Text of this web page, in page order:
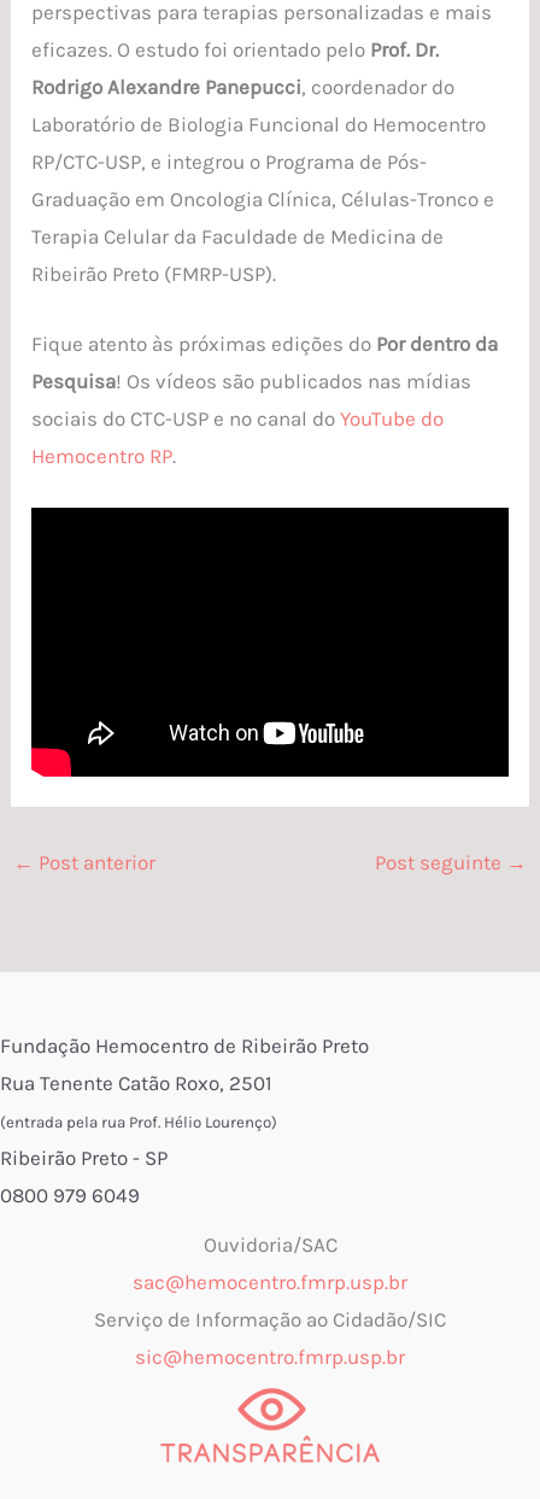
perspectivas para terapias personalizadas e mais
eficazes. O estudo foi orientado pelo Prof. Dr.
Rodrigo Alexandre Panepucci, coordenador do
Laboratório de Biologia Funcional do Hemocentro
RP/CTC-USP, e integrou o Programa de Pós-
Graduação em Oncologia Clínica, Células-Tronco e
Terapia Celular da Faculdade de Medicina de
Ribeirão Preto (FMRP-USP).
Fique atento às próximas edições do Por dentro da
Pesquisa! Os vídeos são publicados nas mídias
sociais do CTC-USP e no canal doYouTube do
Hemocentro RP.
← Post anterior Post seguinte →
Fundação Hemocentro de Ribeirão Preto
Rua Tenente Catão Roxo, 2501
(entrada pela rua Prof. Hélio Lourenço)
Ribeirão Preto - SP
0800 979 6049
Ouvidoria/SAC
sac@hemocentro.fmrp.usp.br
Serviço de Informação ao Cidadão/SIC
sic@hemocentro.fmrp.usp.br